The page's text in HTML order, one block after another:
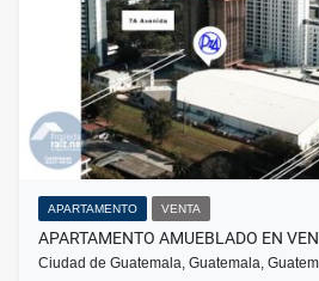
APARTAMENTO VENTA
APARTAMENTO AMUEBLADO EN
Ciudad de Guatemala, Guatemala,